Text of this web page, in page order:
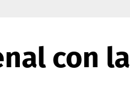
con la